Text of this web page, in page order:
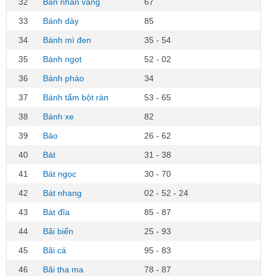
33
Bánh dày
85
34
Bánh mì đen
35 - 54
35
Bánh ngọt
52 - 02
36
Bánh pháo
34
37
Bánh tẩm bột rán
53 - 65
38
Bánh xe
82
39
Báo
26 - 62
40
Bát
31 - 38
41
Bát ngọc
30 - 70
42
Bát nhang
02 - 52 - 24
43
Bát đĩa
85 - 87
44
Bãi biển
25 - 93
45
Bãi cá
95 - 83
46
Bãi tha ma
78 - 87